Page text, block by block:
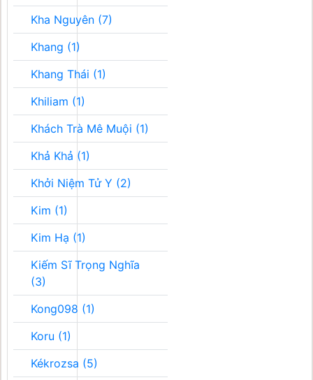
Kha Nguyên (7)
Khang (1)
Khang Thái (1)
Khiliam (1)
Khách Trà Mê Muội (1)
Khả Khả (1)
Khởi Niệm Tử Y (2)
Kim (1)
Kim Hạ (1)
Kiếm Sĩ Trọng Nghĩa
(3)
Kong098 (1)
Koru (1)
Kékrozsa (5)